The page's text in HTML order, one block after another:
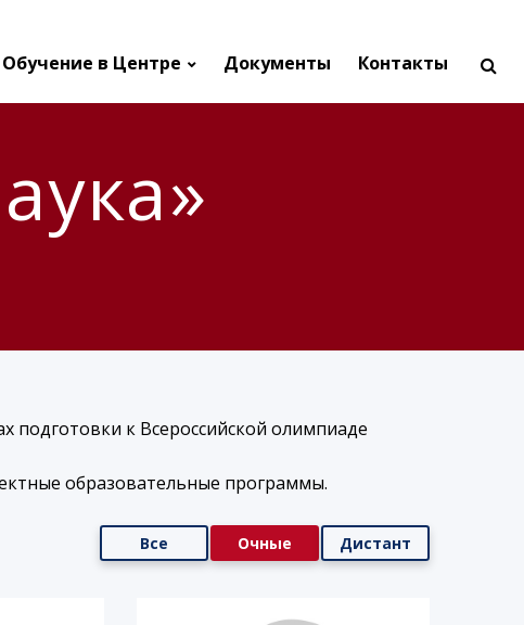
Обучение в Центре Документы Контакты
к Всероссийской олимпиаде
образовательные программы.
Все Очные Дистант